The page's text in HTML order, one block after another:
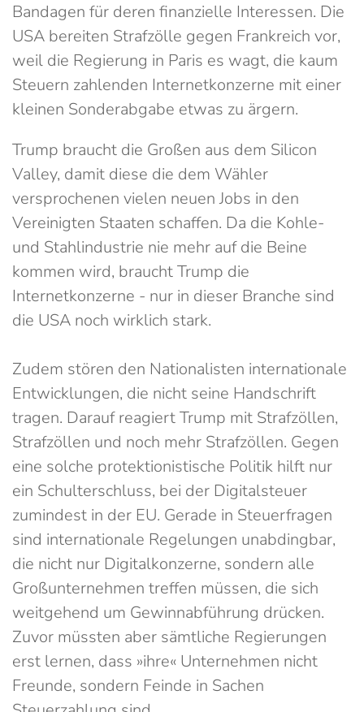
Bandagen für deren finanzielle Interessen. Die
USA bereiten Strafzölle gegen Frankreich vor,
weil die Regierung in Paris es wagt, die kaum
Steuern zahlenden Internetkonzerne mit einer
kleinen Sonderabgabe etwas zu ärgern.
Trump braucht die Großen aus dem Silicon
Valley, damit diese die dem Wähler
versprochenen vielen neuen Jobs in den
Vereinigten Staaten schaffen. Da die Kohle-
und Stahlindustrie nie mehr auf die Beine
kommen wird, braucht Trump die
Internetkonzerne - nur in dieser Branche sind
die USA noch wirklich stark.
Zudem stören den Nationalisten internationale
Entwicklungen, die nicht seine Handschrift
tragen. Darauf reagiert Trump mit Strafzöllen,
Strafzöllen und noch mehr Strafzöllen. Gegen
eine solche protektionistische Politik hilft nur
ein Schulterschluss, bei der Digitalsteuer
zumindest in der EU. Gerade in Steuerfragen
sind internationale Regelungen unabdingbar,
die nicht nur Digitalkonzerne, sondern alle
Großunternehmen treffen müssen, die sich
weitgehend um Gewinnabführung drücken.
Zuvor müssten aber sämtliche Regierungen
erst lernen, dass »ihre« Unternehmen nicht
Freunde, sondern Feinde in Sachen